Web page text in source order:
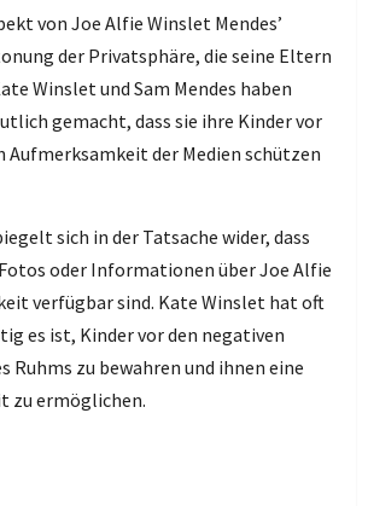
von Joe Alfie Winslet Mendes’
der Privatsphäre, die seine Eltern
Winslet und Sam Mendes haben
gemacht, dass sie ihre Kinder vor
Aufmerksamkeit der Medien schützen
sich in der Tatsache wider, dass
oder Informationen über Joe Alfie
verfügbar sind. Kate Winslet hat oft
es ist, Kinder vor den negativen
Ruhms zu bewahren und ihnen eine
zu ermöglichen.